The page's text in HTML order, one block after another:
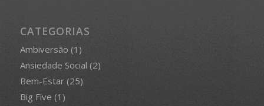
CATEGORIAS
Ambiversão (1)
Ansiedade Social (2)
Bem-Estar(25)
Big Five (1)